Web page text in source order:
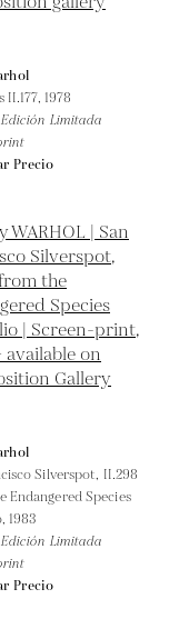
II.177, 1978
Limitada
Precio
Silverspot, II.298
Endangered Species
1983
Limitada
Precio